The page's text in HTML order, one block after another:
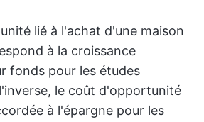
lié à l'achat d'une maison
à la croissance
fonds pour les études
le coût d'opportunité
à l'épargne pour les